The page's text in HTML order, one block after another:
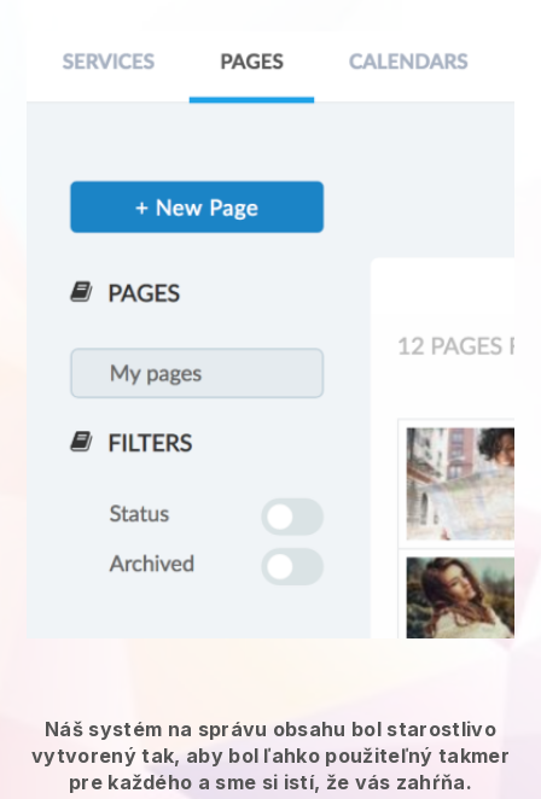
Náš systém na správu obsahu bol starostlivo
vytvorený tak, aby bol ľahko použiteľný takmer
pre každého a sme si istí, že vás zahŕňa.